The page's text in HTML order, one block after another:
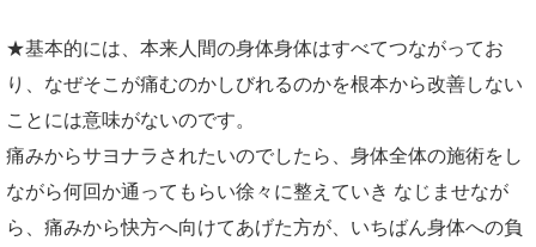
★基本的には、本来人間の身体身体はすべてつながってお
り、なぜそこが痛むのかしびれるのかを根本から改善しない
ことには意味がないのです。
痛みからサヨナラされたいのでしたら、身体全体の施術をし
ながら何回か通ってもらい徐々に整えていき なじませなが
ら、痛みから快方へ向けてあげた方が、いちばん身体への負